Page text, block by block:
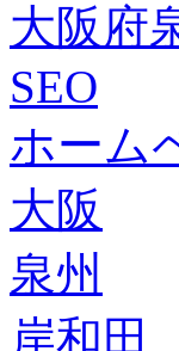
大阪府
SEO
ホーム
大阪
泉州
岸和田